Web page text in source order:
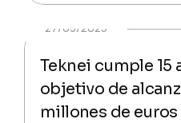
27/03/2025
Teknei cumple 15
objetivo de
millones de